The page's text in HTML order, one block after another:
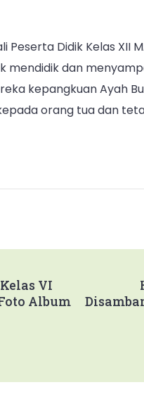
Didik Kelas XII
dan
kepangkuan Ayah
orang tua dan
VI
Album